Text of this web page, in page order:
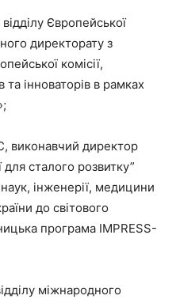
Європейської
директорату з
комісії,
інноваторів в рамках
виконавчий директор
для сталого розвитку”
інженерії, медицини
до світового
програма IMPRESS-
міжнародного